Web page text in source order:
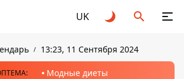
UK
13:23, 11 Сентября 2024
Модные диеты